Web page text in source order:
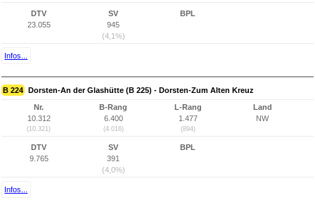
DTV
23.055
SV
945
(4,1%)
BPL
Infos...
B 224 Dorsten-An der Glashütte (B 225) - Dorsten-Zum Alten Kreuz
Nr.
10.312
(10.321)
B-Rang
6.400
(4.016)
L-Rang
1.477
(894)
Land
NW
DTV
9.765
SV
391
(4,0%)
BPL
Infos...